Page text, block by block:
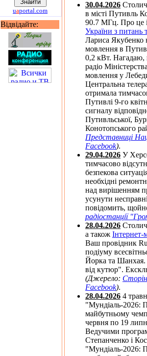
uaportal.com
Відвідайте:
30.04.2026
в місті Путивль
90.7 МГц. Про це
України з питань
Лариса Якубенко
мовлення в
0,2 кВт. Нагадаю,
радіо
мовлення у
Центральна
отримала
Путивлі 9-го
сигналу
Путивльської,
Конотопського
Представниці
Facebook).
29.04.2026 У
тимчасово
безпекова
необхідні
над вирішенням
усунути
повідомить,
радіостанції
28.04.2026
а також
Ваш провідник
подіуму
Йорка та Шанхая.
від кутюр".
(Джерело:
Facebook).
28.04.2026 4
"Мундіаль-2026:
майбутньому
червня по 19
Ведучими
Степанченко і
"Мундіаль-2026: